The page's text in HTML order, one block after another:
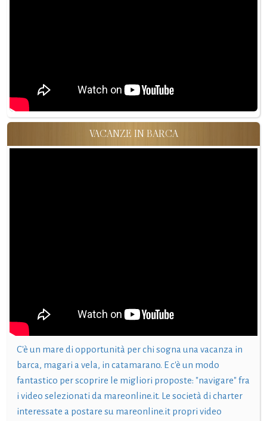
VACANZE IN BARCA
C'è un mare di opportunità per chi sogna una vacanza in
barca, magari a vela, in catamarano. E c'è un modo
fantastico per scoprire le migliori proposte: "navigare" fra
i video selezionati da mareonline.it. Le società di charter
interessate a postare su mareonline.it propri video